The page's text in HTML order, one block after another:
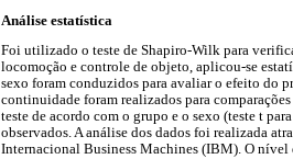
Análise estatística
Foi utilizado o teste de Shapiro-Wilk para
locomoção e controle de objeto, aplicou-se
sexo foram conduzidos para avaliar o efeito do
continuidade foram realizados para
teste de acordo com o grupo e o sexo (teste t
observados. A análise dos dados foi realizada
Internacional Business Machines (IBM). O